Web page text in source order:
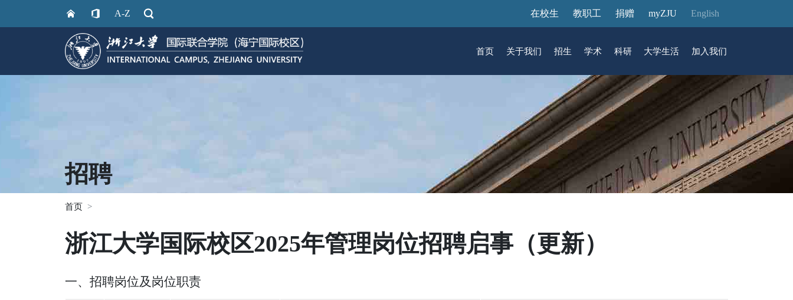
A-Z 在校生 教职工 捐赠 myZJU English
首页 关于我们
联系我们
组织机构
校园地图
发展历程
访客预约
展厅预约
招生
通知动态
国际生招生
学术
学术日历
机构&活动
语言中心
图书馆
书院
科研
仪器共享平台
科研动态
技术转化
大学生活
活力在国际校区
加入我们
人物故事
招聘
首页
浙江大学国际校区2025年管理岗位招聘启事（更新）
一、 招聘岗位及岗位职责